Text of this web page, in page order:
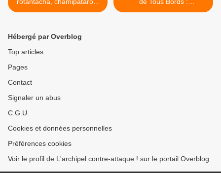
Ah, ça sent la conspiration,
tient à rester anonyme
Transformez-vous en
Hébergé par Overblog
Top articles
Pages
Contact
Signaler un abus
C.G.U.
Cookies et données personnelles
Préférences cookies
Voir le profil de L'archipel contre-attaque ! sur le portail Overblog